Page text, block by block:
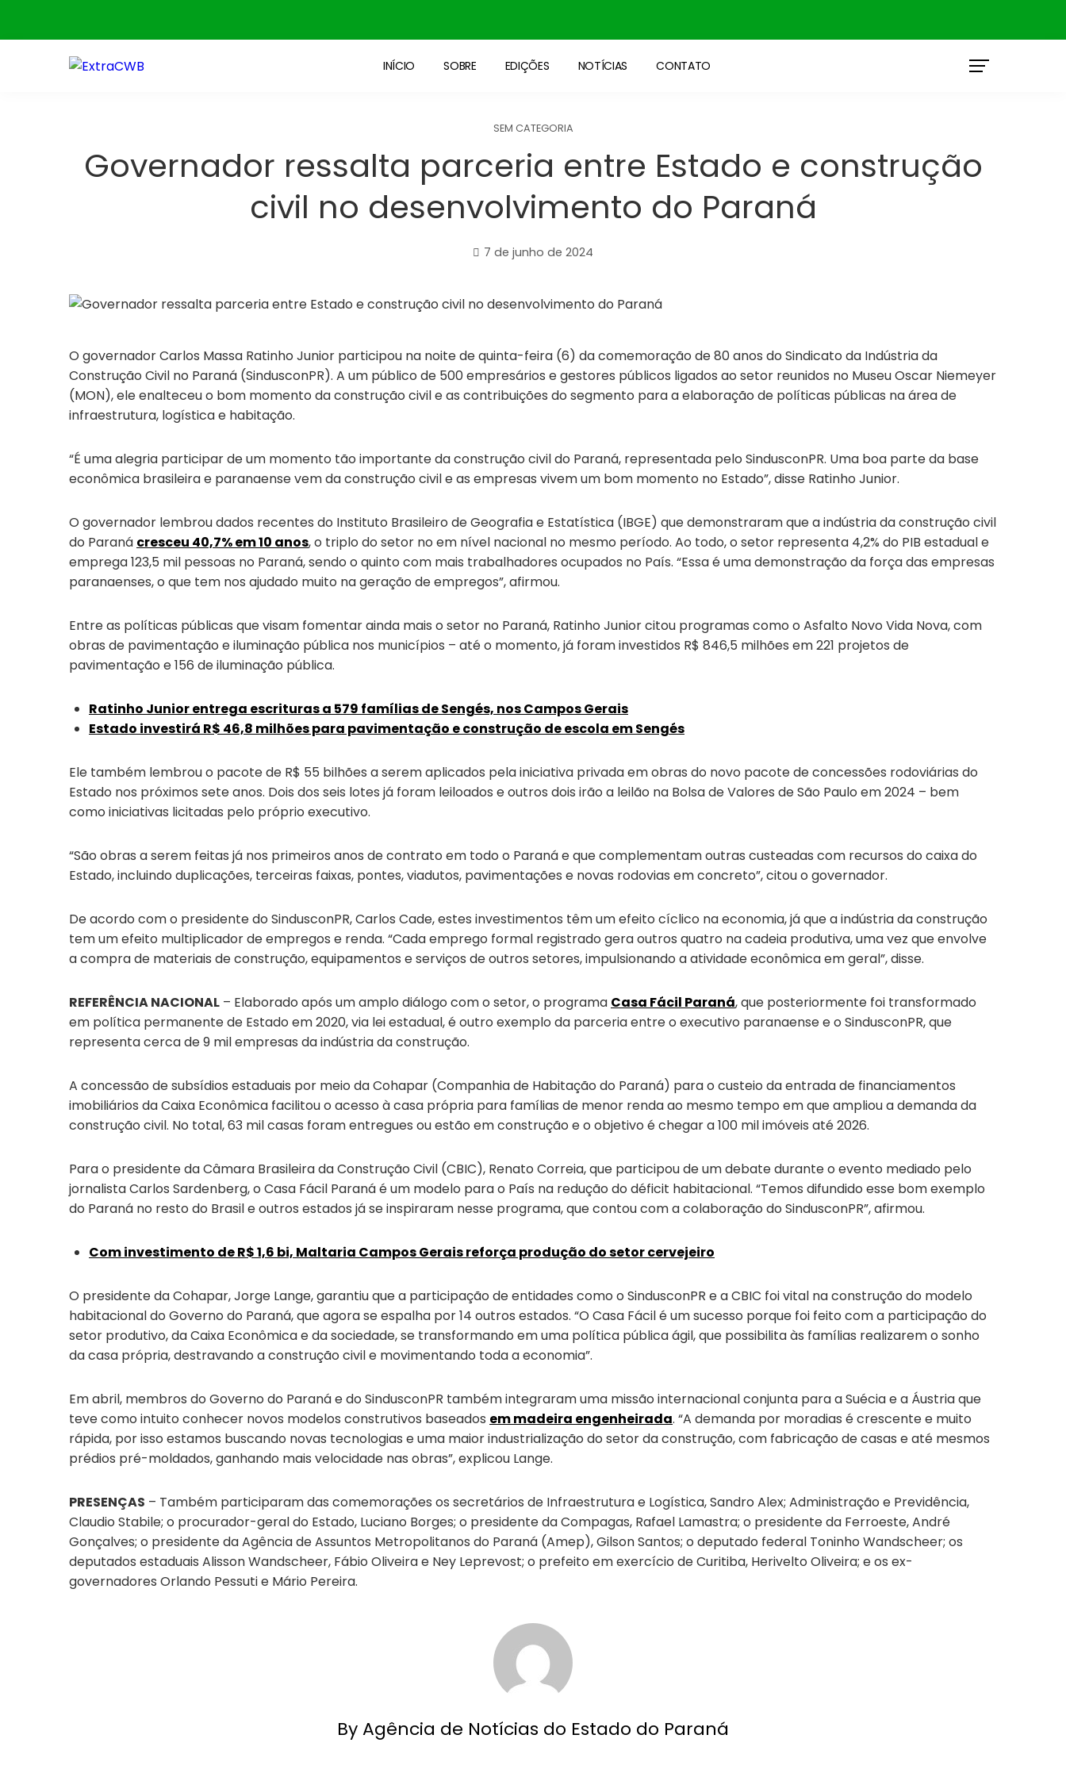
INÍCIO SOBRE EDIÇÕES NOTÍCIAS CONTATO
SEM CATEGORIA
Governador ressalta parceria entre Estado e construção
civil no desenvolvimento do Paraná
7 de junho de 2024
O governador Carlos Massa Ratinho Junior participou na noite de quinta-feira (6) da comemoração de 80 anos do Sindicato da Indústria da
Construção Civil no Paraná (SindusconPR). A um público de 500 empresários e gestores públicos ligados ao setor reunidos no Museu Oscar Niemeyer
(MON), ele enalteceu o bom momento da construção civil e as contribuições do segmento para a elaboração de políticas públicas na área de
infraestrutura, logística e habitação.
“É uma alegria participar de um momento tão importante da construção civil do Paraná, representada pelo SindusconPR. Uma boa parte da base
econômica brasileira e paranaense vem da construção civil e as empresas vivem um bom momento no Estado”, disse Ratinho Junior.
O governador lembrou dados recentes do Instituto Brasileiro de Geografia e Estatística (IBGE) que demonstraram que a indústria da construção civil
do Paraná cresceu 40,7% em 10 anos, o triplo do setor no em nível nacional no mesmo período. Ao todo, o setor representa 4,2% do PIB estadual e
emprega 123,5 mil pessoas no Paraná, sendo o quinto com mais trabalhadores ocupados no País. “Essa é uma demonstração da força das empresas
paranaenses, o que tem nos ajudado muito na geração de empregos”, afirmou.
Entre as políticas públicas que visam fomentar ainda mais o setor no Paraná, Ratinho Junior citou programas como o Asfalto Novo Vida Nova, com
obras de pavimentação e iluminação pública nos municípios – até o momento, já foram investidos R$ 846,5 milhões em 221 projetos de
pavimentação e 156 de iluminação pública.
Ratinho Junior entrega escrituras a 579 famílias de Sengés, nos Campos Gerais
Estado investirá R$ 46,8 milhões para pavimentação e construção de escola em Sengés
Ele também lembrou o pacote de R$ 55 bilhões a serem aplicados pela iniciativa privada em obras do novo pacote de concessões rodoviárias do
Estado nos próximos sete anos. Dois dos seis lotes já foram leiloados e outros dois irão a leilão na Bolsa de Valores de São Paulo em 2024 – bem
como iniciativas licitadas pelo próprio executivo.
“São obras a serem feitas já nos primeiros anos de contrato em todo o Paraná e que complementam outras custeadas com recursos do caixa do
Estado, incluindo duplicações, terceiras faixas, pontes, viadutos, pavimentações e novas rodovias em concreto”, citou o governador.
De acordo com o presidente do SindusconPR, Carlos Cade, estes investimentos têm um efeito cíclico na economia, já que a indústria da construção
tem um efeito multiplicador de empregos e renda. “Cada emprego formal registrado gera outros quatro na cadeia produtiva, uma vez que envolve
a compra de materiais de construção, equipamentos e serviços de outros setores, impulsionando a atividade econômica em geral”, disse.
REFERÊNCIA NACIONAL – Elaborado após um amplo diálogo com o setor, o programa Casa Fácil Paraná, que posteriormente foi transformado
em política permanente de Estado em 2020, via lei estadual, é outro exemplo da parceria entre o executivo paranaense e o SindusconPR, que
representa cerca de 9 mil empresas da indústria da construção.
A concessão de subsídios estaduais por meio da Cohapar (Companhia de Habitação do Paraná) para o custeio da entrada de financiamentos
imobiliários da Caixa Econômica facilitou o acesso à casa própria para famílias de menor renda ao mesmo tempo em que ampliou a demanda da
construção civil. No total, 63 mil casas foram entregues ou estão em construção e o objetivo é chegar a 100 mil imóveis até 2026.
Para o presidente da Câmara Brasileira da Construção Civil (CBIC), Renato Correia, que participou de um debate durante o evento mediado pelo
jornalista Carlos Sardenberg, o Casa Fácil Paraná é um modelo para o País na redução do déficit habitacional. “Temos difundido esse bom exemplo
do Paraná no resto do Brasil e outros estados já se inspiraram nesse programa, que contou com a colaboração do SindusconPR”, afirmou.
Com investimento de R$ 1,6 bi, Maltaria Campos Gerais reforça produção do setor cervejeiro
O presidente da Cohapar, Jorge Lange, garantiu que a participação de entidades como o SindusconPR e a CBIC foi vital na construção do modelo
habitacional do Governo do Paraná, que agora se espalha por 14 outros estados. “O Casa Fácil é um sucesso porque foi feito com a participação do
setor produtivo, da Caixa Econômica e da sociedade, se transformando em uma política pública ágil, que possibilita às famílias realizarem o sonho
da casa própria, destravando a construção civil e movimentando toda a economia”.
Em abril, membros do Governo do Paraná e do SindusconPR também integraram uma missão internacional conjunta para a Suécia e a Áustria que
teve como intuito conhecer novos modelos construtivos baseados em madeira engenheirada. “A demanda por moradias é crescente e muito
rápida, por isso estamos buscando novas tecnologias e uma maior industrialização do setor da construção, com fabricação de casas e até mesmos
prédios pré-moldados, ganhando mais velocidade nas obras”, explicou Lange.
PRESENÇAS – Também participaram das comemorações os secretários de Infraestrutura e Logística, Sandro Alex; Administração e Previdência,
Claudio Stabile; o procurador-geral do Estado, Luciano Borges; o presidente da Compagas, Rafael Lamastra; o presidente da Ferroeste, André
Gonçalves; o presidente da Agência de Assuntos Metropolitanos do Paraná (Amep), Gilson Santos; o deputado federal Toninho Wandscheer; os
deputados estaduais Alisson Wandscheer, Fábio Oliveira e Ney Leprevost; o prefeito em exercício de Curitiba, Herivelto Oliveira; e os ex-
governadores Orlando Pessuti e Mário Pereira.
By Agência de Notícias do Estado do Paraná